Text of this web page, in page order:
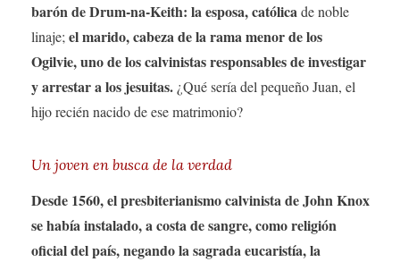
barón de Drum-na-Keith: la esposa, católica de noble
linaje; el marido, cabeza de la rama menor de los
Ogilvie, uno de los calvinistas responsables de investigar
y arrestar a los jesuitas.¿Qué sería del pequeño Juan, el
hijo recién nacido de ese matrimonio?
Un joven en busca de la verdad
Desde 1560, el presbiterianismo calvinista de John Knox
se había instalado, a costa de sangre, como religión
oficial del país, negando la sagrada eucaristía, la